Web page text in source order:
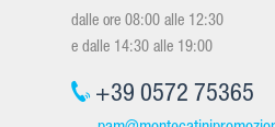
dalle ore 08:00 alle 12:30
e dalle 14:30 alle 19:00
+39 0572 75365